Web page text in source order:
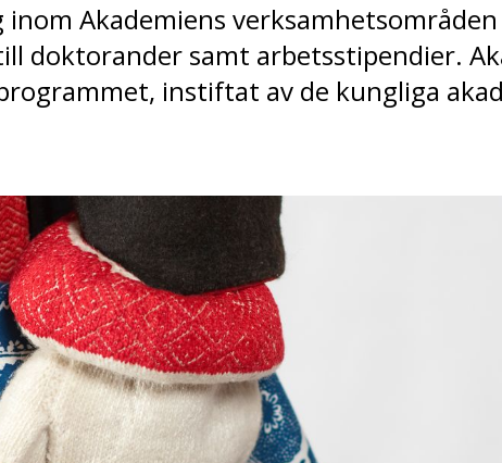
Akademiens
doktorander samt arbetsstipendier.
instiftat av de kungliga